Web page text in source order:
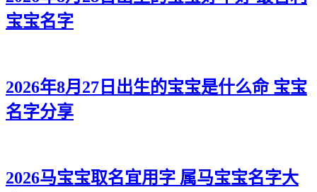
宝宝名字
2026年8月27日出生的宝宝是什么命 宝宝
名字分享
2026马宝宝取名宜用字 属马宝宝名字大